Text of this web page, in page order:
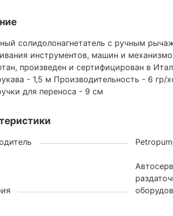
солидолонагнетатель с ручным
инструментов, машин и
произведен и сертифицирован в
- 1,5 м Производительность - 6
для переноса - 9 см